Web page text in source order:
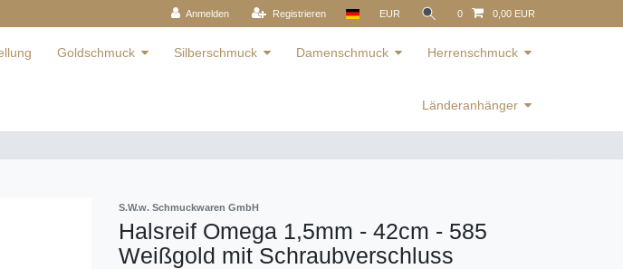
Anmelden Registrieren EUR 0 0,00 EUR
Goldschmuck Silberschmuck Damenschmuck Herrenschmuck
Länderanhänger
S.W.w. Schmuckwaren GmbH
Halsreif Omega 1,5mm - 42cm - 585
Weißgold mit Schraubverschluss